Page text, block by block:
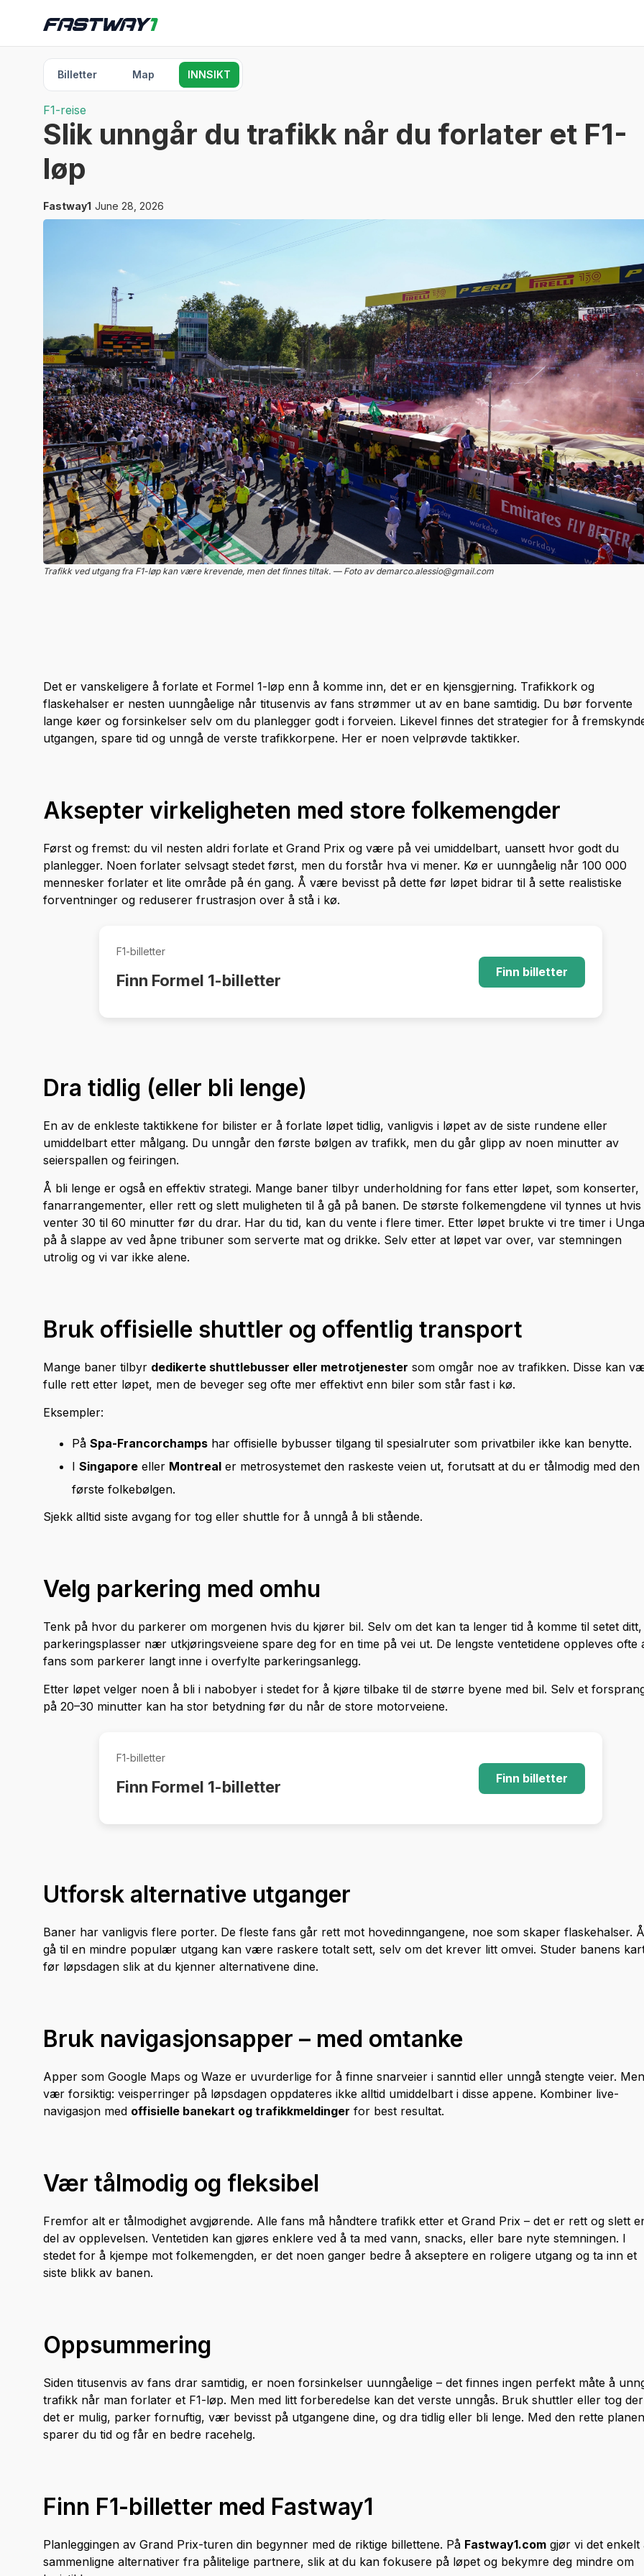
Billetter Map INNSIKT
F1-reise
Slik unngår du trafikk når du forlater et F1-
løp
Fastway1 June 28, 2026
Trafikk ved utgang fra F1-løp kan være krevende, men det finnes tiltak. — Foto av demarco.alessio@gmail.com
Det er vanskeligere å forlate et Formel 1-løp enn å komme inn, det er en kjensgjerning. Trafikkork og
flaskehalser er nesten uunngåelige når titusenvis av fans strømmer ut av en bane samtidig. Du bør forvente
lange køer og forsinkelser selv om du planlegger godt i forveien. Likevel finnes det strategier for å
utgangen, spare tid og unngå de verste trafikkorpene. Her er noen velprøvde taktikker.
Aksepter virkeligheten med store folkemengder
Først og fremst: du vil nesten aldri forlate et Grand Prix og være på vei umiddelbart, uansett hvor godt du
planlegger. Noen forlater selvsagt stedet først, men du forstår hva vi mener. Kø er uunngåelig når 100 000
mennesker forlater et lite område på én gang. Å være bevisst på dette før løpet bidrar til å sette realistiske
forventninger og reduserer frustrasjon over å stå i kø.
F1-billetter
Finn Formel 1-billetter Finn billetter
Dra tidlig (eller bli lenge)
En av de enkleste taktikkene for bilister er å forlate løpet tidlig, vanligvis i løpet av de siste rundene eller
umiddelbart etter målgang. Du unngår den første bølgen av trafikk, men du går glipp av noen minutter av
seierspallen og feiringen.
Å bli lenge er også en effektiv strategi. Mange baner tilbyr underholdning for fans etter løpet, som konserter,
fanarrangementer, eller rett og slett muligheten til å gå på banen. De største folkemengdene vil tynnes ut hvis
venter 30 til 60 minutter før du drar. Har du tid, kan du vente i flere timer. Etter løpet brukte vi tre timer i
på å slappe av ved åpne tribuner som serverte mat og drikke. Selv etter at løpet var over, var stemningen
utrolig og vi var ikke alene.
Bruk offisielle shuttler og offentlig transport
Mange baner tilbyr dedikerte shuttlebusser eller metrotjenester som omgår noe av trafikken. Disse kan
fulle rett etter løpet, men de beveger seg ofte mer effektivt enn biler som står fast i kø.
Eksempler:
På Spa-Francorchamps har offisielle bybusser tilgang til spesialruter som privatbiler ikke kan benytte.
I Singapore eller Montreal er metrosystemet den raskeste veien ut, forutsatt at du er tålmodig med den
første folkebølgen.
Sjekk alltid siste avgang for tog eller shuttle for å unngå å bli stående.
Velg parkering med omhu
Tenk på hvor du parkerer om morgenen hvis du kjører bil. Selv om det kan ta lenger tid å komme til setet
parkeringsplasser nær utkjøringsveiene spare deg for en time på vei ut. De lengste ventetidene oppleves ofte
fans som parkerer langt inne i overfylte parkeringsanlegg.
Etter løpet velger noen å bli i nabobyer i stedet for å kjøre tilbake til de større byene med bil. Selv et
på 20–30 minutter kan ha stor betydning før du når de store motorveiene.
F1-billetter
Finn Formel 1-billetter Finn billetter
Utforsk alternative utganger
Baner har vanligvis flere porter. De fleste fans går rett mot hovedinngangene, noe som skaper flaskehalser. Å
gå til en mindre populær utgang kan være raskere totalt sett, selv om det krever litt omvei. Studer banens
før løpsdagen slik at du kjenner alternativene dine.
Bruk navigasjonsapper – med omtanke
Apper som Google Maps og Waze er uvurderlige for å finne snarveier i sanntid eller unngå stengte veier. Men
vær forsiktig: veisperringer på løpsdagen oppdateres ikke alltid umiddelbart i disse appene. Kombiner live-
navigasjon med offisielle banekart og trafikkmeldinger for best resultat.
Vær tålmodig og fleksibel
Fremfor alt er tålmodighet avgjørende. Alle fans må håndtere trafikk etter et Grand Prix – det er rett og slett
del av opplevelsen. Ventetiden kan gjøres enklere ved å ta med vann, snacks, eller bare nyte stemningen. I
stedet for å kjempe mot folkemengden, er det noen ganger bedre å akseptere en roligere utgang og ta inn et
siste blikk av banen.
Oppsummering
Siden titusenvis av fans drar samtidig, er noen forsinkelser uunngåelige – det finnes ingen perfekt måte å
trafikk når man forlater et F1-løp. Men med litt forberedelse kan det verste unngås. Bruk shuttler eller tog der
det er mulig, parker fornuftig, vær bevisst på utgangene dine, og dra tidlig eller bli lenge. Med den rette planen
sparer du tid og får en bedre racehelg.
Finn F1-billetter med Fastway1
Planleggingen av Grand Prix-turen din begynner med de riktige billettene. På Fastway1.com gjør vi det enkelt
sammenligne alternativer fra pålitelige partnere, slik at du kan fokusere på løpet og bekymre deg mindre om